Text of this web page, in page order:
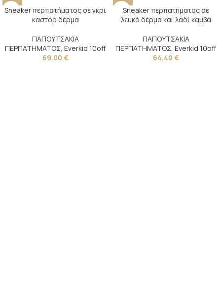
Sneaker περπατήματος σε γκρι
καστόρ δέρμα
ΠΑΠΟΥΤΣΑΚΙΑ
ΠΕΡΠΑΤΗΜΑΤΟΣ, Everkid 10off
69,00 €
Sneaker περπατήματος σε
λευκό δέρμα και λαδί καμβά
ΠΑΠΟΥΤΣΑΚΙΑ
ΠΕΡΠΑΤΗΜΑΤΟΣ, Everkid 10off
64,40 €